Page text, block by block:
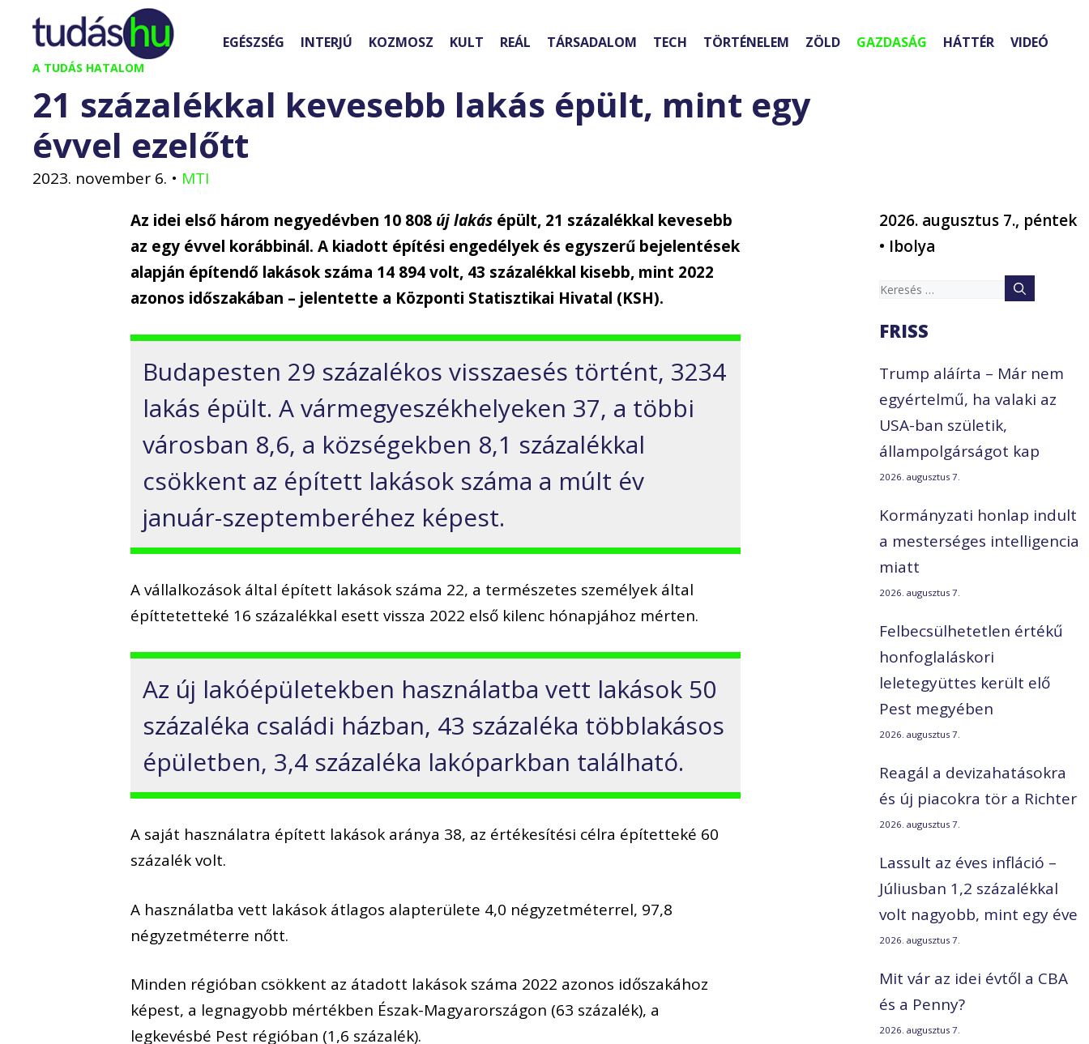
Kilépés
tartalomba
A TUDÁS HATALOM
EGÉSZSÉG INTERJÚ KOZMOSZ KULT REÁL TÁRSADALOM TECH TÖRTÉNELEM ZÖLD GAZDASÁG HÁTTÉR VIDEÓ
21 százalékkal kevesebb lakás épült, mint egy
évvel ezelőtt
2023. november 6. • MTI
Az idei első három negyedévben 10 808 új lakás épült, 21 százalékkal kevesebb
az egy évvel korábbinál. A kiadott építési engedélyek és egyszerű bejelentések
alapján építendő lakások száma 14 894 volt, 43 százalékkal kisebb, mint 2022
azonos időszakában – jelentette a Központi Statisztikai Hivatal (KSH).
Budapesten 29 százalékos visszaesés történt, 3234
lakás épült. A vármegyeszékhelyeken 37, a többi
városban 8,6, a községekben 8,1 százalékkal
csökkent az épített lakások száma a múlt év
január-szeptemberéhez képest.
A vállalkozások által épített lakások száma 22, a természetes személyek által
építtetetteké 16 százalékkal esett vissza 2022 első kilenc hónapjához mérten.
Az új lakóépületekben használatba vett lakások 50
százaléka családi házban, 43 százaléka többlakásos
épületben, 3,4 százaléka lakóparkban található.
A saját használatra épített lakások aránya 38, az értékesítési célra építetteké 60
százalék volt.
A használatba vett lakások átlagos alapterülete 4,0 négyzetméterrel, 97,8
négyzetméterre nőtt.
Minden régióban csökkent az átadott lakások száma 2022 azonos időszakához
képest, a legnagyobb mértékben Észak-Magyarországon (63 százalék), a
legkevésbé Pest régióban (1,6 százalék).
2026. augusztus 7., péntek
• Ibolya
Keresés:
FRISS
Trump aláírta – Már nem
egyértelmű, ha valaki az
USA-ban születik,
állampolgárságot kap
2026. augusztus 7.
Kormányzati honlap indult
a mesterséges intelligencia
miatt
2026. augusztus 7.
Felbecsülhetetlen értékű
honfoglaláskori
leletegyüttes került elő
Pest megyében
2026. augusztus 7.
Reagál a devizahatásokra
és új piacokra tör a Richter
2026. augusztus 7.
Lassult az éves infláció –
Júliusban 1,2 százalékkal
volt nagyobb, mint egy éve
2026. augusztus 7.
Mit vár az idei évtől a CBA
és a Penny?
2026. augusztus 7.